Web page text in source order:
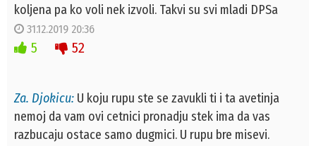
koljena pa ko voli nek izvoli. Takvi su svi mladi DPSa
31.12.2019 20:36
5 52
Za. Djokicu: U koju rupu ste se zavukli ti i ta avetinja
nemoj da vam ovi cetnici pronadju stek ima da vas
razbucaju ostace samo dugmici. U rupu bre misevi.